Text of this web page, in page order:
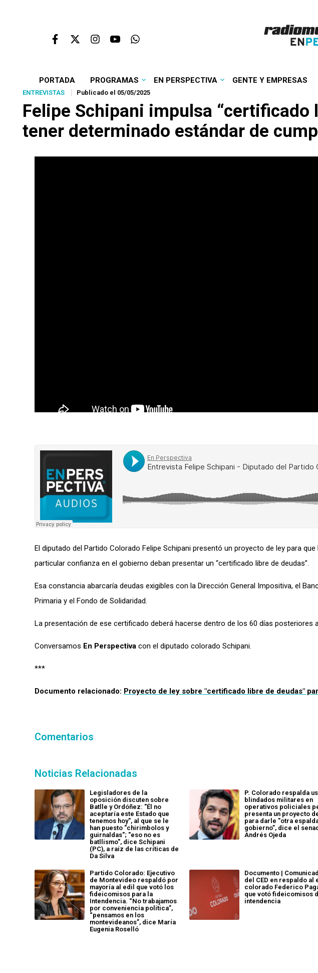
PORTADA PROGRAMAS EN PERSPECTIVA GENTE Y EMPRESAS
ENTREVISTAS Publicado el 05/05/2025
Felipe Schipani impulsa “certificado
tener determinado estándar de
El diputado del Partido Colorado Felipe Schipani presentó un proyecto de ley para
particular confianza en el gobierno deban presentar un “certificado libre de deudas”.
Esa constancia abarcaría deudas exigibles con la Dirección General Impositiva, el
Primaria y el Fondo de Solidaridad.
La presentación de ese certificado deberá hacerse dentro de los 60 días posteriores
Conversamos En Perspectiva con el diputado colorado Schipani.
***
Documento relacionado: Proyecto de ley sobre "certificado libre de deudas"
Comentarios
Noticias Relacionadas
Legisladores de la
oposición discuten sobre
Batlle y Ordóñez: "Él no
aceptaría este Estado que
tenemos hoy", al que se le
han puesto "chirimbolos y
guirnaldas"; "eso no es
batllismo", dice Schipani
(PC), a raíz de las críticas de
Da Silva
P. Colorado respalda
blindados militares en
operativos policiales
presenta un proyecto
para darle "otra
gobierno”, dice el
Andrés Ojeda
Partido Colorado: Ejecutivo
de Montevideo respaldó por
mayoría al edil que votó los
fideicomisos para la
Intendencia. “No trabajamos
por conveniencia política”,
“pensamos en los
montevideanos”, dice María
Eugenia Roselló
Documento |
del CED en respaldo al
colorado Federico
que votó fideicomisos
intendencia